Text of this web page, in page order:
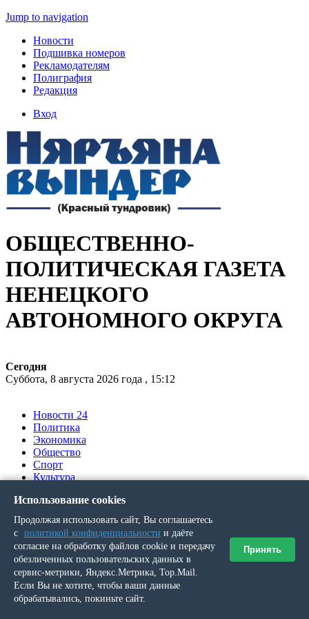
Jump to navigation
Новости
Подшивка номеров
Рекламодателям
Полиграфия
Редакция
Вход
ОБЩЕСТВЕННО-
ПОЛИТИЧЕСКАЯ ГАЗЕТА
НЕНЕЦКОГО
АВТОНОМНОГО ОКРУГА
Сегодня
Суббота, 8 августа 2026 года , 15:12
Новости 24
Политика
Экономика
Общество
Спорт
Культура
Ялумд’’
Вы здесь
Главная
Выпуск № 89 (21146) от 26 августа 2021 г.
Использование cookies
Продолжая использовать сайт, Вы соглашаетесь
с политикой конфиденциальности и даёте
согласие на обработку файлов cookie и передачу
обезличенных пользовательских данных в
сервис-метрики, Яндекс.Метрика, Top.Mail.
Если Вы не хотите, чтобы ваши данные
обрабатывались, покиньте сайт.
Принять